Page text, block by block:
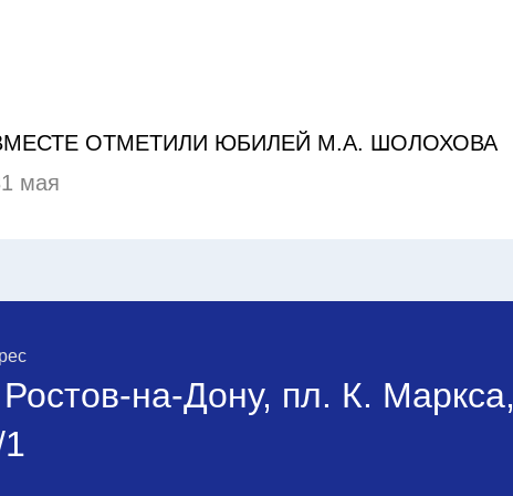
ОТМЕТИЛИ ЮБИЛЕЙ М.А. ШОЛОХОВА
мая
Ростов-на-Дону, пл. К. Маркса,